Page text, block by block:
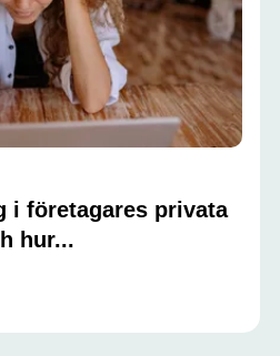
i företagares privata
hur...